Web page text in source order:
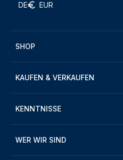
DE EUR
SHOP
KAUFEN & VERKAUFEN
KENNTNISSE
WER WIR SIND